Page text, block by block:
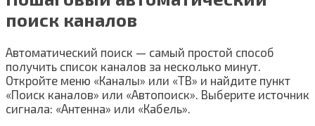
поиск каналов
Автоматический поиск — самый простой способ
получить список каналов за несколько минут.
Откройте меню «Каналы» или «ТВ» и найдите пункт
«Поиск каналов» или «Автопоиск». Выберите источник
сигнала: «Антенна» или «Кабель».